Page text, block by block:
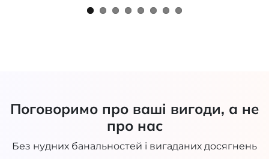
Поговоримо про ваші вигоди, а не
про нас
Без нудних банальностей і вигаданих досягнень